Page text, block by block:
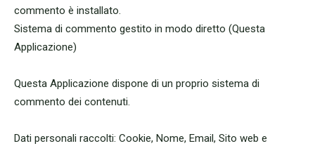
commento è installato.
Sistema di commento gestito in modo diretto (Questa
Applicazione)
Questa Applicazione dispone di un proprio sistema di
commento dei contenuti.
Dati personali raccolti: Cookie, Nome, Email, Sito web e